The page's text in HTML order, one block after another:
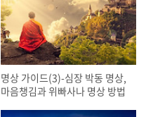
명상 가이드(3)-심장 박동 명상,
마음챙김과 위빠사나 명상 방법